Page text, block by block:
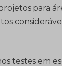
para
testes em